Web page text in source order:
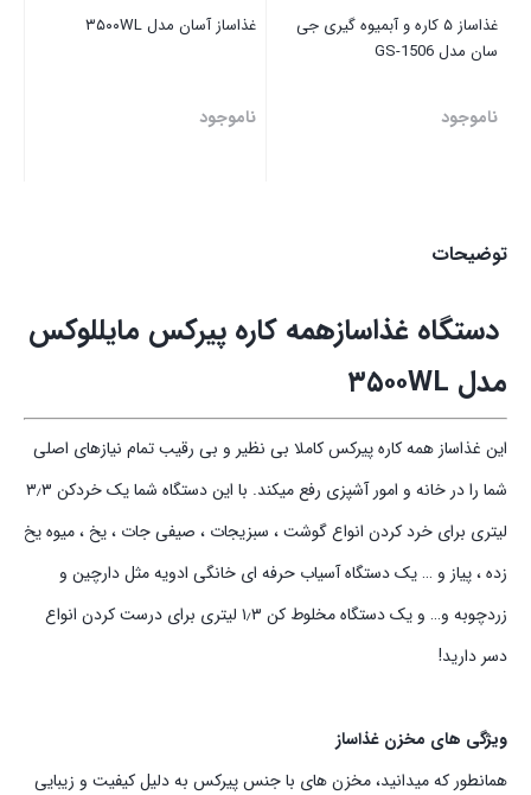
غذاساز ۵ کاره و آبمیوه گیری جی
سان مدل GS-1506
ناموجود
غذاساز آسان مدل ۳۵۰۰WL
ناموجود
توضیحات
دستگاه غذاسازهمه کاره پیرکس مایللوکس
مدل ۳۵۰۰WL
این غذاساز همه کاره پیرکس کاملا بی نظیر و بی رقیب تمام نیازهای اصلی
شما را در خانه و امور آشپزی رفع میکند. با این دستگاه شما یک خردکن ۳٫۳
لیتری برای خرد کردن انواع گوشت ، سبزیجات ، صیفی جات ، یخ ، میوه یخ
زده ، پیاز و … یک دستگاه آسیاب حرفه ای خانگی ادویه مثل دارچین و
زردچوبه و… و یک دستگاه مخلوط کن ۱٫۳ لیتری برای درست کردن انواع
دسر دارید!
ویژگی های مخزن غذاساز
همانطور که میدانید، مخزن های با جنس پیرکس به دلیل کیفیت و زیبایی